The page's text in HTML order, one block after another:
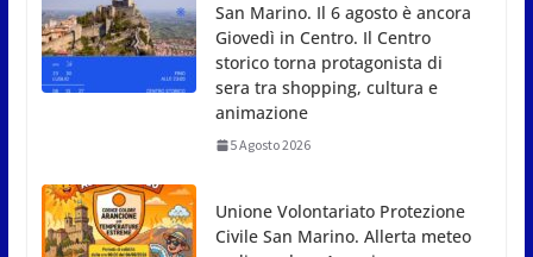
Unione Volontariato Protezione
Civile San Marino. Allerta meteo
codice colore Arancione per
temperature estreme
5 Agosto 2026
Dreaming San Marino Song Contest: aperte le
iscrizioni all’edizione 2026-2027
5 Agosto 2026